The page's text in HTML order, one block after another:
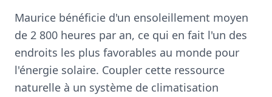
Maurice bénéficie d'un ensoleillement moyen
de 2 800 heures par an, ce qui en fait l'un des
endroits les plus favorables au monde pour
l'énergie solaire. Coupler cette ressource
naturelle à un système de climatisation